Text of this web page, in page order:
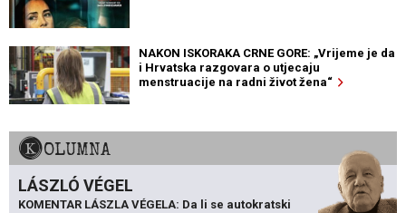
NAKON ISKORAKA CRNE GORE: „Vrijeme je da
i Hrvatska razgovara o utjecaju
menstruacije na radni život žena“
KOLUMNA
LÁSZLÓ VÉGEL
KOMENTAR LÁSZLA VÉGELA: Da li se autokratski